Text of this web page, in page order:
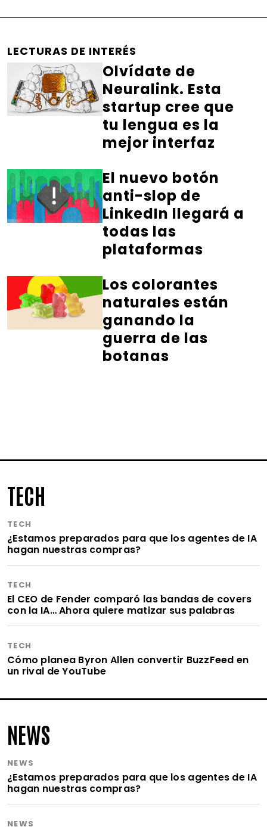
LECTURAS DE INTERÉS
Olvídate de
Neuralink. Esta
startup cree que
tu lengua es la
mejor interfaz
El nuevo botón
anti-slop de
LinkedIn llegará a
todas las
plataformas
Los colorantes
naturales están
ganando la
guerra de las
botanas
TECH
TECH
¿Estamos preparados para que los agentes de IA
hagan nuestras compras?
TECH
El CEO de Fender comparó las bandas de covers
con la IA… Ahora quiere matizar sus palabras
TECH
Cómo planea Byron Allen convertir BuzzFeed en
un rival de YouTube
NEWS
NEWS
¿Estamos preparados para que los agentes de IA
hagan nuestras compras?
NEWS